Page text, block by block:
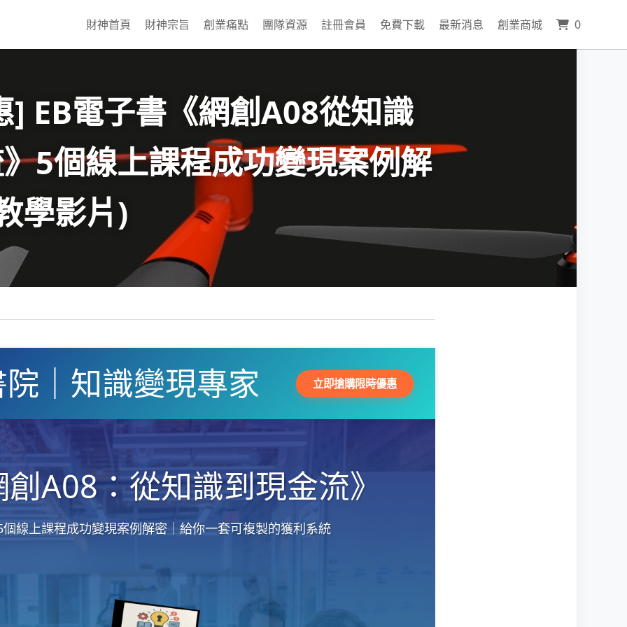
財神首頁 財神宗旨 創業痛點 團隊資源 註冊會員 免費下載 最新消息 創業商城 0
] EB電子書 《網創A08從知識
5個線上課程成功變現案例解
學影片)
｜知識變現專家 立即搶購限時優惠
A08：從知識到現金流》
個線上課程成功變現案例解密｜給你一套可複製的獲利系統